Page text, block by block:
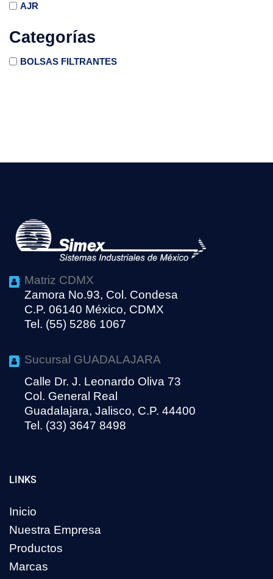
AJR
Categorías
BOLSAS FILTRANTES
Matriz CDMX
Zamora No.93, Col. Condesa
C.P. 06140 México, CDMX
Tel. (55) 5286 1067
Sucursal GUADALAJARA
Calle Dr. J. Leonardo Oliva 73
Col. General Real
Guadalajara, Jalisco, C.P. 44400
Tel. (33) 3647 8498
LINKS
Inicio
Nuestra Empresa
Productos
Marcas